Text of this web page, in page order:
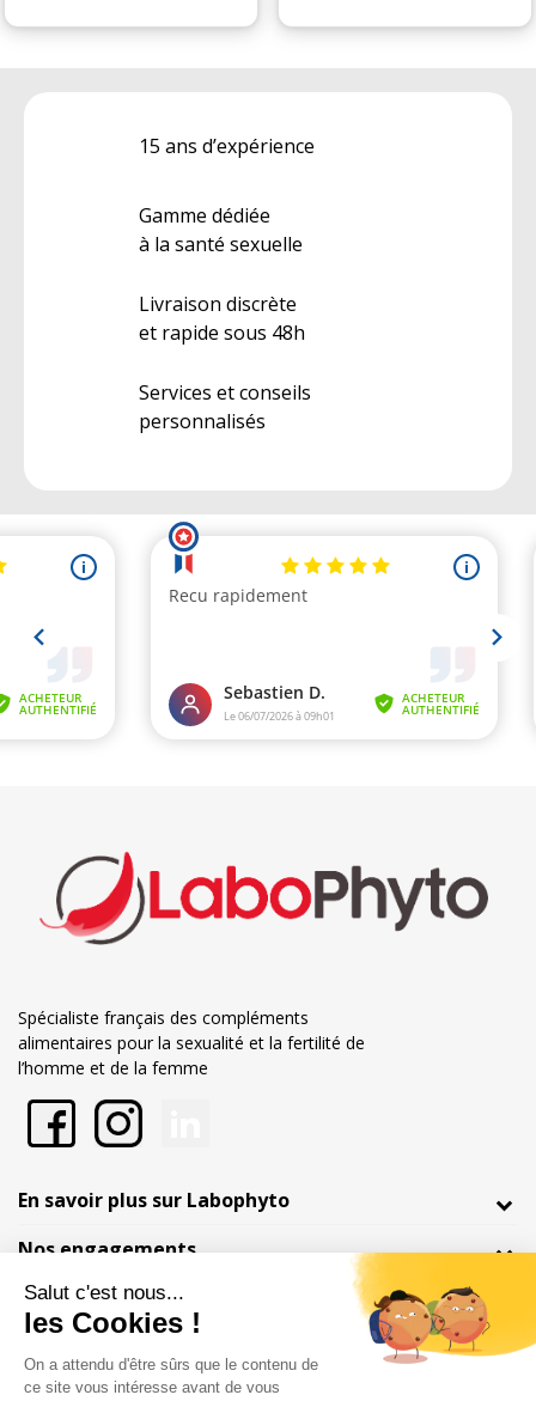
15 ans d’expérience
Gamme dédiée
à la santé sexuelle
Livraison discrète
et rapide sous 48h
Services et conseils
personnalisés
Spécialiste français des compléments
alimentaires pour la sexualité et la fertilité de
l’homme et de la femme
En savoir plus sur Labophyto
Nos engagements
Informations
Marchand approuvé par la Société des Avis Garantis, cliquez ici pour
vérifier.